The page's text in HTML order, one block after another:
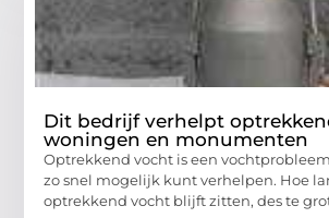
Dit bedrijf verhelpt
woningen en monumenten
Optrekkend vocht is een
zo snel mogelijk kunt verhelpen. Hoe
optrekkend vocht blijft zitten, des te